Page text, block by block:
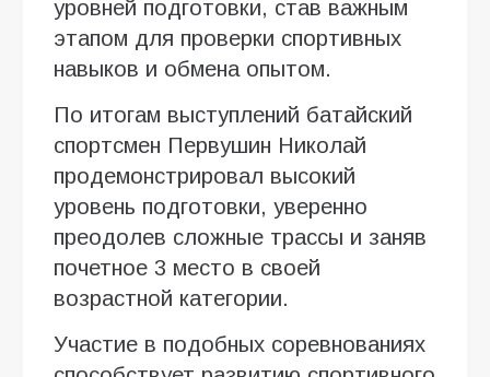
уровней подготовки, став важным
этапом для проверки спортивных
навыков и обмена опытом.
По итогам выступлений батайский
спортсмен Первушин Николай
продемонстрировал высокий
уровень подготовки, уверенно
преодолев сложные трассы и заняв
почетное 3 место в своей
возрастной категории.
Участие в подобных соревнованиях